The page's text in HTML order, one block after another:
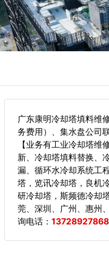
广东康明冷却塔填料维
务费用）、集水盘公司
【业务有工业冷却塔维
新、冷却塔填料替换、
漏、循环水冷却系统工
塔，览讯冷却塔，良机
研冷却塔，斯频德冷却
莞、深圳、广州、惠州
询电话： 13728927868